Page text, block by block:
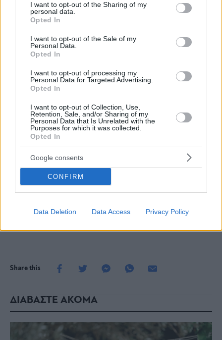
not limited to your visit or usage behaviour. You may click to
grant or deny consent to Google and its third-party tags to
use your data for below specified purposes in below Google
consent section.
I want to opt-out of the Sharing of my
personal data.
Opted In
I want to opt-out of the Sale of my
Personal Data.
Opted In
I want to opt-out of processing my
Personal Data for Targeted Advertising.
Opted In
I want to opt-out of Collection, Use,
Retention, Sale, and/or Sharing of my
Personal Data that Is Unrelated with the
Purposes for which it was collected.
Opted In
Google consents
CONFIRM
Data Deletion Data Access Privacy Policy
δεν είναι αργά για ένα νέο ξεκίνημα απαραίτητο
πλέον για την εξέλιξη σας.
Info: Η Αγγελική Τομάρα είναι απόφοιτος του
Αμερικάνικου κολεγίου (Deree), κάτοχος του
διπλώματος CETT και απόφοιτος της
και τεχνικές διδασκαλίας της Αγγλικής σε ομιλητές
άλλων γλωσσών με έμφαση στη Μεθοδολογία και
Γλωσσική συνειδητότητα. Τα τελευταία χρόνια
αναλαμβάνει ιδιωτικά μαθήματα αγγλικών στις
περιοχές των νοτίων προαστίων.
Share this
ΔΙΑΒΑΣΤΕ ΑΚΟΜΑ